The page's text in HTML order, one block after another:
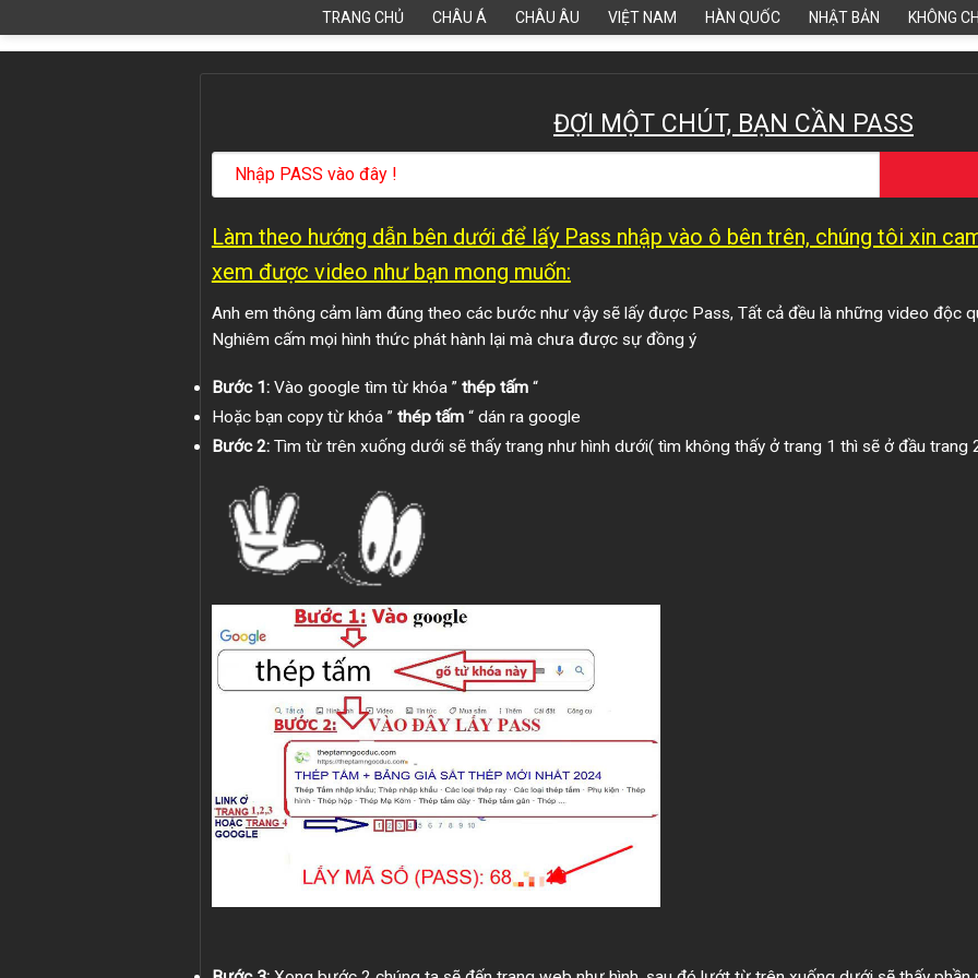
to
TRANG CHỦ CHÂU Á CHÂU ÂU VIỆT NAM HÀN QUỐC NHẬT BẢN KHÔNG
ĐỢI MỘT CHÚT, BẠN CẦN PASS
Làm theo hướng dẫn bên dưới để lấy Pass nhập vào ô bên trên, chúng tôi xin
xem được video như bạn mong muốn:
Anh em thông cảm làm đúng theo các bước như vậy sẽ lấy được Pass, Tất cả đều là những video độc
Nghiêm cấm mọi hình thức phát hành lại mà chưa được sự đồng ý
Bước 1:Vào google tìm từ khóa ” thép tấm“
Hoặc bạn copy từ khóa ” thép tấm“ dán ra google
Bước 2:Tìm từ trên xuống dưới sẽ thấy trang như hình dưới( tìm không thấy ở trang 1 thì sẽ ở đầu trang